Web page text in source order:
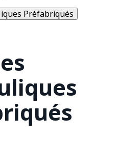
Préfabriqués